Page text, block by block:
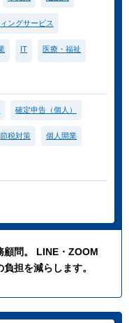
ングサービス
IT 医療・福祉
確定申告（個人）
節税対策 個人開業
顧問。 LINE・ZOOM
担を減らします。